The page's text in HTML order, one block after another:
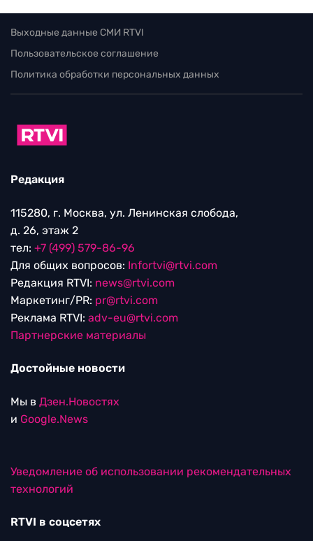
Выходные данные СМИ RTVI
Пользовательское соглашение
Политика обработки персональных данных
Редакция
115280, г. Москва, ул. Ленинская слобода,
д. 26, этаж 2
тел: +7 (499) 579-86-96
Для общих вопросов: Infortvi@rtvi.com
Редакция RTVI: news@rtvi.com
Маркетинг/PR: pr@rtvi.com
Реклама RTVI: adv-eu@rtvi.com
Партнерские материалы
Достойные новости
Мы в Дзен.Новостях
и Google.News
Уведомление об использовании рекомендательных
технологий
RTVI в соцсетях